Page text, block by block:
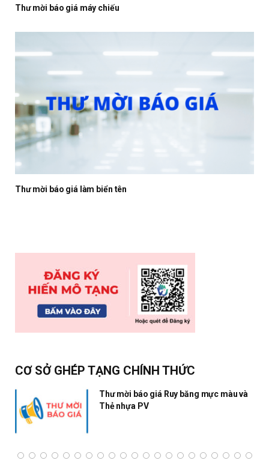
Thư mời báo giá máy chiếu
Thư mời báo giá làm biển tên
CƠ SỞ GHÉP TẠNG CHÍNH THỨC
Thư mời báo giá Ruy băng mực màu và
Thẻ nhựa PV